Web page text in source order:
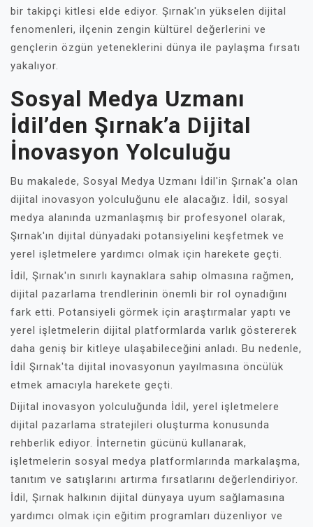
bir takipçi kitlesi elde ediyor. Şırnak'ın yükselen dijital
fenomenleri, ilçenin zengin kültürel değerlerini ve
gençlerin özgün yeteneklerini dünya ile paylaşma fırsatı
yakalıyor.
Sosyal Medya Uzmanı
İdil’den Şırnak’a Dijital
İnovasyon Yolculuğu
Bu makalede, Sosyal Medya Uzmanı İdil'in Şırnak'a olan
dijital inovasyon yolculuğunu ele alacağız. İdil, sosyal
medya alanında uzmanlaşmış bir profesyonel olarak,
Şırnak'ın dijital dünyadaki potansiyelini keşfetmek ve
yerel işletmelere yardımcı olmak için harekete geçti.
İdil, Şırnak'ın sınırlı kaynaklara sahip olmasına rağmen,
dijital pazarlama trendlerinin önemli bir rol oynadığını
fark etti. Potansiyeli görmek için araştırmalar yaptı ve
yerel işletmelerin dijital platformlarda varlık göstererek
daha geniş bir kitleye ulaşabileceğini anladı. Bu nedenle,
İdil Şırnak'ta dijital inovasyonun yayılmasına öncülük
etmek amacıyla harekete geçti.
Dijital inovasyon yolculuğunda İdil, yerel işletmelere
dijital pazarlama stratejileri oluşturma konusunda
rehberlik ediyor. İnternetin gücünü kullanarak,
işletmelerin sosyal medya platformlarında markalaşma,
tanıtım ve satışlarını artırma fırsatlarını değerlendiriyor.
İdil, Şırnak halkının dijital dünyaya uyum sağlamasına
yardımcı olmak için eğitim programları düzenliyor ve